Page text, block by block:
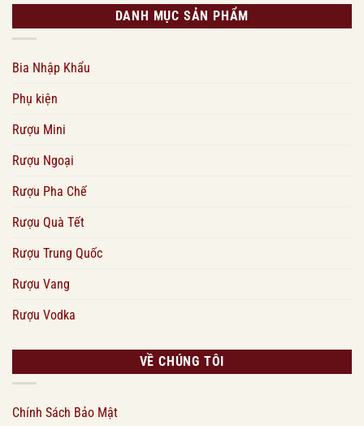
DANH MỤC SẢN PHẨM
Bia Nhập Khẩu
Phụ kiện
Rượu Mini
Rượu Ngoại
Rượu Pha Chế
Rượu Quà Tết
Rượu Trung Quốc
Rượu Vang
Rượu Vodka
VỀ CHÚNG TÔI
Chính Sách Bảo Mật